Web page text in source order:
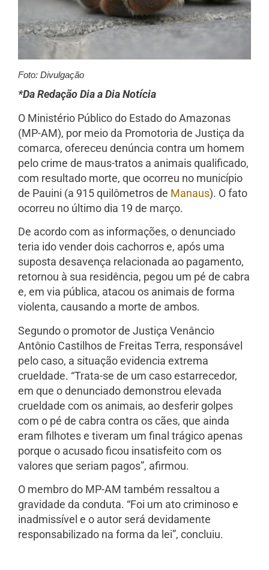
Foto: Divulgação
*Da Redação Dia a Dia Notícia
O Ministério Público do Estado do Amazonas
(MP-AM), por meio da Promotoria de Justiça da
comarca, ofereceu denúncia contra um homem
pelo crime de maus-tratos a animais qualificado,
com resultado morte, que ocorreu no município
de Pauini (a 915 quilômetros de Manaus). O fato
ocorreu no último dia 19 de março.
De acordo com as informações, o denunciado
teria ido vender dois cachorros e, após uma
suposta desavença relacionada ao pagamento,
retornou à sua residência, pegou um pé de cabra
e, em via pública, atacou os animais de forma
violenta, causando a morte de ambos.
Segundo o promotor de Justiça Venâncio
Antônio Castilhos de Freitas Terra, responsável
pelo caso, a situação evidencia extrema
crueldade. “Trata-se de um caso estarrecedor,
em que o denunciado demonstrou elevada
crueldade com os animais, ao desferir golpes
com o pé de cabra contra os cães, que ainda
eram filhotes e tiveram um final trágico apenas
porque o acusado ficou insatisfeito com os
valores que seriam pagos”, afirmou.
O membro do MP-AM também ressaltou a
gravidade da conduta. “Foi um ato criminoso e
inadmissível e o autor será devidamente
responsabilizado na forma da lei”, concluiu.